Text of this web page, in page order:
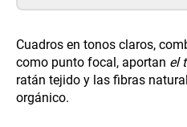
Cuadros en tonos claros,
como punto focal, aportan el
ratán tejido y las fibras
orgánico.